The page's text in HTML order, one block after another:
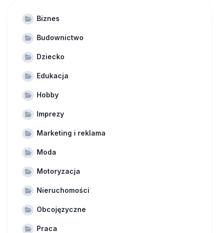
Biznes
Budownictwo
Dziecko
Edukacja
Hobby
Imprezy
Marketing i reklama
Moda
Motoryzacja
Nieruchomości
Obcojęzyczne
Praca